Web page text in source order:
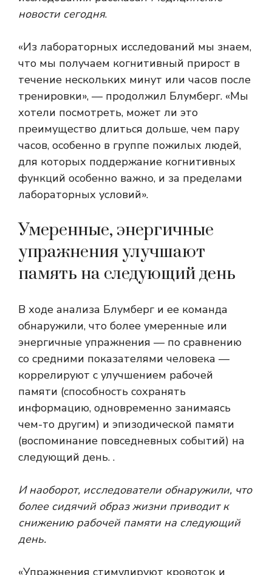
новости сегодня.
«Из лабораторных исследований мы знаем,
что мы получаем когнитивный прирост в
течение нескольких минут или часов после
тренировки», — продолжил Блумберг. «Мы
хотели посмотреть, может ли это
преимущество длиться дольше, чем пару
часов, особенно в группе пожилых людей,
для которых поддержание когнитивных
функций особенно важно, и за пределами
лабораторных условий».
Умеренные, энергичные
упражнения улучшают
память на следующий день
В ходе анализа Блумберг и ее команда
обнаружили, что более умеренные или
энергичные упражнения — по сравнению
со средними показателями человека —
коррелируют с улучшением рабочей
памяти (способность сохранять
информацию, одновременно занимаясь
чем-то другим) и эпизодической памяти
(воспоминание повседневных событий) на
следующий день. .
И наоборот, исследователи обнаружили, что
более сидячий образ жизни приводит к
снижению рабочей памяти на следующий
день.